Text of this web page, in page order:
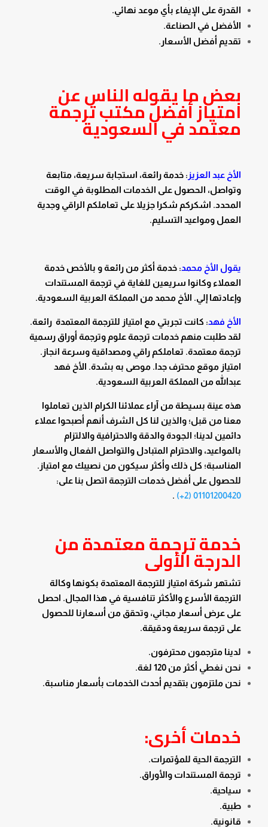
القدرة على الإيفاء بأي موعد نهائي.
الأفضل في الصناعة.
تقديم أفضل الأسعار.
بعض ما يقوله الناس عن
امتياز أفضل مكتب ترجمة
معتمد في السعودية
الأخ عبد العزيز : خدمة رائعة، استجابة سريعة، متابعة
وتواصل، الحصول على الخدمات المطلوبة في الوقت
المحدد. اشكركم شكرا جزيلا على تعاملكم الراقي وجدية
العمل ومواعيد التسليم.
يقول الأخ محمد: خدمة أكثر من رائعة و بالأخص خدمة
العملاء وكانوا سريعين للغاية في ترجمة المستندات
وإعادتها إلي. الأخ محمد من المملكة العربية السعودية.
الأخ فهد: كانت تجربتي مع امتياز للترجمة المعتمدة رائعة.
لقد طلبت منهم خدمات ترجمة علوم وترجمة أوراق رسمية
ترجمة معتمدة. تعاملكم راقي ومصداقية وسرعة انجاز.
امتياز موقع محترف جدا. موصى به بشدة. الأخ فهد
عبدالله من المملكة العربية السعودية.
هذه عينة بسيطة من آراء عملائنا الكرام الذين تعاملوا
معنا من قبل؛ والذين لنا كل الشرف أنهم أصبحوا عملاء
دائمين لدينا؛ الجودة والدقة والاحترافية والالتزام
بالمواعيد، والاحترام المتبادل والتواصل الفعال والأسعار
المناسبة؛ كل ذلك وأكثر سيكون من نصيبك مع امتياز.
للحصول على أفضل خدمات الترجمة اتصل بنا على:
01101200420 (2+)
.
خدمة ترجمة معتمدة من
الدرجة الأولى
تشتهر شركة امتياز للترجمة المعتمدة بكونها وكالة
الترجمة الأسرع والأكثر تنافسية في هذا المجال. احصل
على عرض أسعار مجاني، وتحقق من أسعارنا للحصول
على ترجمة سريعة ودقيقة.
لدينا مترجمون محترفون.
نحن نغطي أكثر من 120 لغة.
نحن ملتزمون بتقديم أحدث الخدمات بأسعار مناسبة.
خدمات أخرى:
الترجمة الحية للمؤتمرات.
ترجمة المستندات والأوراق.
سياحية.
طبية.
قانونية.